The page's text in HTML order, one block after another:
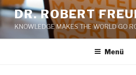
Zum
Inhalt
springen
DR. ROBERT
KNOWLEDGE MAKES THE WORLD GO
Menü